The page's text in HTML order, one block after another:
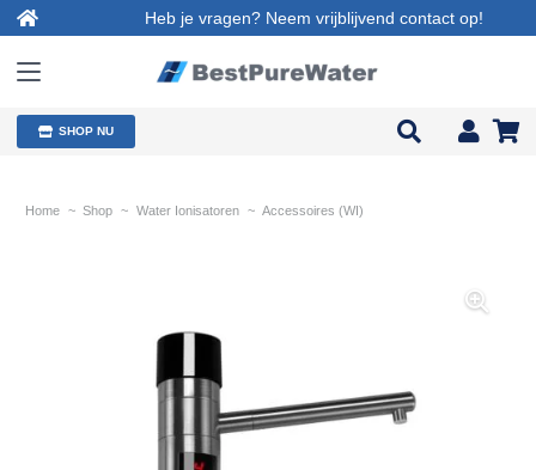
Heb je vragen? Neem vrijblijvend contact op!
SHOP NU
Home ~ Shop ~ Water Ionisatoren ~ Accessoires (WI)